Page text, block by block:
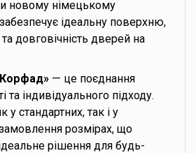
новому німецькому
ідеальну поверхню,
та довговічність дверей на
— це поєднання
та індивідуального підходу.
у стандартних, так і у
розмірах, що
рішення для будь-